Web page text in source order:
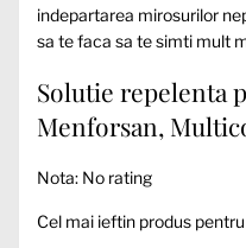
indepartarea mirosurilor
sa te faca sa te simti mult
Solutie repelenta
Menforsan,
Nota: No rating
Cel mai ieftin produs